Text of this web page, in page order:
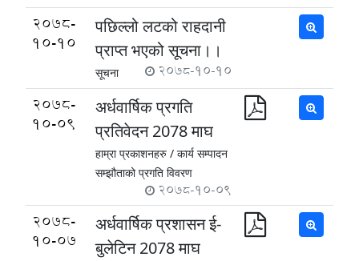
2078-
10-10
पछिल्लो लटको राहदानी
प्राप्त भएको सूचना।।
सूचना 2078-10-10
2078-
10-09
अर्धवार्षिक प्रगति
प्रतिवेदन 2078 माघ
हाम्रा प्रकाशनहरु / कार्य सम्पादन
सम्झौताको प्रगति विवरण
2078-10-09
2078-
10-07
अर्धवार्षिक प्रशासन ई-
बुलेटिन 2078 माघ